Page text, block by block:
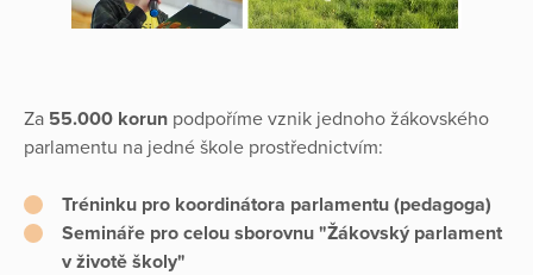
Za 55.000 korun podpoříme vznik jednoho žákovského
parlamentu na jedné škole prostřednictvím:
Tréninku pro koordinátora parlamentu (pedagoga)
Semináře pro celou sborovnu "Žákovský parlament
v životě školy"